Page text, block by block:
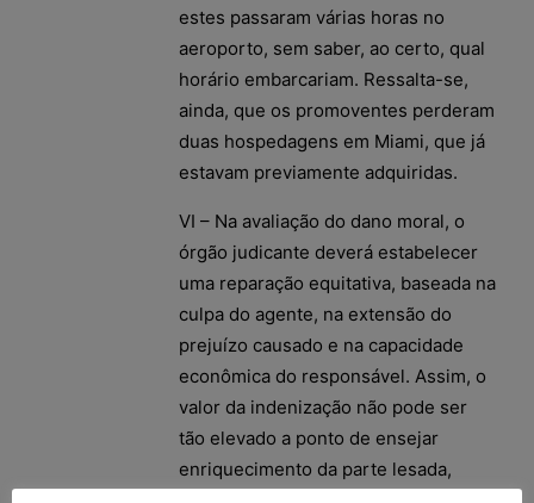
estes passaram várias horas no
aeroporto, sem saber, ao certo, qual
horário embarcariam. Ressalta-se,
ainda, que os promoventes perderam
duas hospedagens em Miami, que já
estavam previamente adquiridas.
VI – Na avaliação do dano moral, o
órgão judicante deverá estabelecer
uma reparação equitativa, baseada na
culpa do agente, na extensão do
prejuízo causado e na capacidade
econômica do responsável. Assim, o
valor da indenização não pode ser
tão elevado a ponto de ensejar
enriquecimento da parte lesada,